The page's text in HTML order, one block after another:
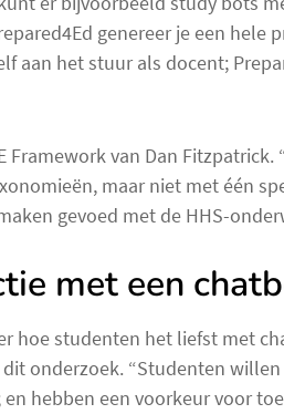
genereer je een hele
aan het stuur als docent;
Framework van Dan Fitzpatrick.
maar niet met één
gevoed met de HHS-
met een
hoe studenten het liefst met
onderzoek. “Studenten
hebben een voorkeur voor